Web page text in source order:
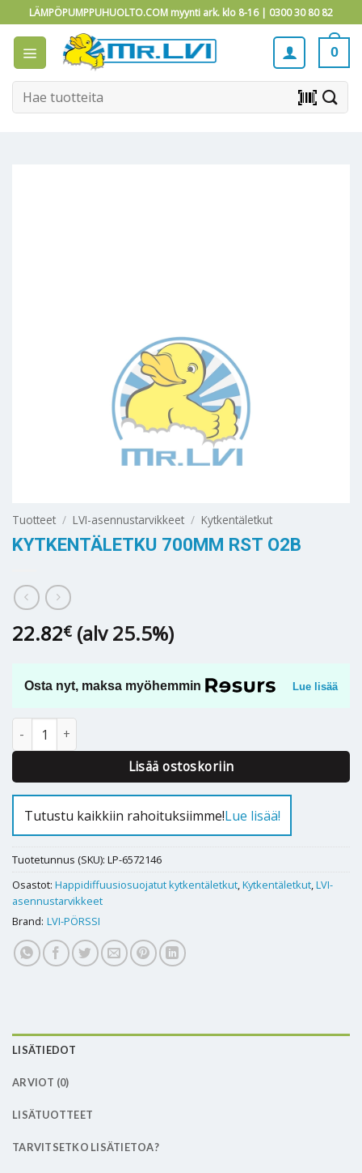
to
content
LÄMPÖPUMPPUHUOLTO.COM myynti ark. klo 8-16 | 0300 30 80 82
0
Etsi: barcode_scanner
Tuotteet / LVI-asennustarvikkeet / Kytkentäletkut
KYTKENTÄLETKU 700MM RST O2B
22.82€ (alv 25.5%)
Osta nyt, maksa myöhemmin Lue lisää
KYTKENTÄLETKU 700mm RST O2B määrä
Lisää ostoskoriin
Alternative:
Tutustu kaikkiin rahoituksiimme!Lue lisää!
Tuotetunnus (SKU): LP-6572146
Osastot: Happidiffuusiosuojatut kytkentäletkut,Kytkentäletkut,LVI-
asennustarvikkeet
Brand: LVI-PÖRSSI
LISÄTIEDOT
ARVIOT (0)
LISÄTUOTTEET
TARVITSETKO LISÄTIETOA?